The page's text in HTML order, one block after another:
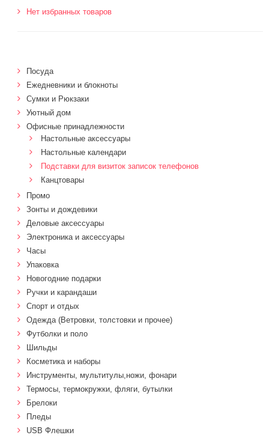
Нет избранных товаров
Посуда
Ежедневники и блокноты
Сумки и Рюкзаки
Уютный дом
Офисные принадлежности
Настольные аксессуары
Настольные календари
Подставки для визиток записок телефонов
Канцтовары
Промо
Зонты и дождевики
Деловые аксессуары
Электроника и аксессуары
Часы
Упаковка
Новогодние подарки
Ручки и карандаши
Спорт и отдых
Одежда (Ветровки, толстовки и прочее)
Футболки и поло
Шильды
Косметика и наборы
Инструменты, мультитулы,ножи, фонари
Термосы, термокружки, фляги, бутылки
Брелоки
Пледы
USB Флешки